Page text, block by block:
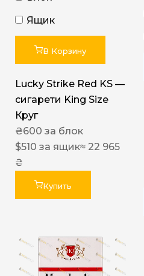
Ящик
В Корзину
Lucky Strike Red KS —
сигарети King Size
Круг
₴600 за блок
$510 за ящик≈ 22 965
₴
Купить